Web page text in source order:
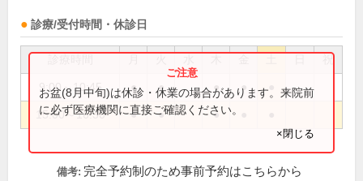
診療/受付時間・休診日
祝
9:00～10:45 ● ● ● ●
15:00～16:30 ● ● ●
お盆(8月中旬)は休診・休業の場合があります。来院前
に必ず医療機関に直接ご確認ください。
×閉じる
備考: 完全予約制のため事前予約はこちらから